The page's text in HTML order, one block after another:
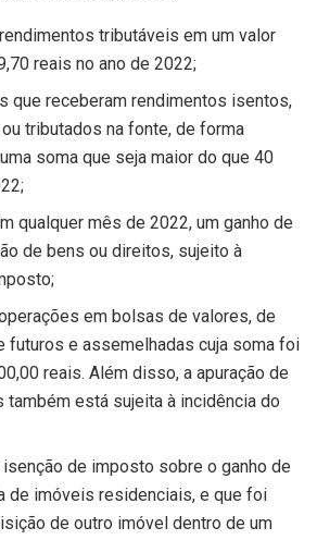
tributáveis em um valor
reais no ano de 2022;
que receberam rendimentos isentos,
tributados na fonte, de forma
soma que seja maior do que 40
qualquer mês de 2022, um ganho de
de bens ou direitos, sujeito à
em bolsas de valores, de
futuros e assemelhadas cuja soma foi
reais. Além disso, a apuração de
também está sujeita à incidência do
de imposto sobre o ganho de
de imóveis residenciais, e que foi
de outro imóvel dentro de um